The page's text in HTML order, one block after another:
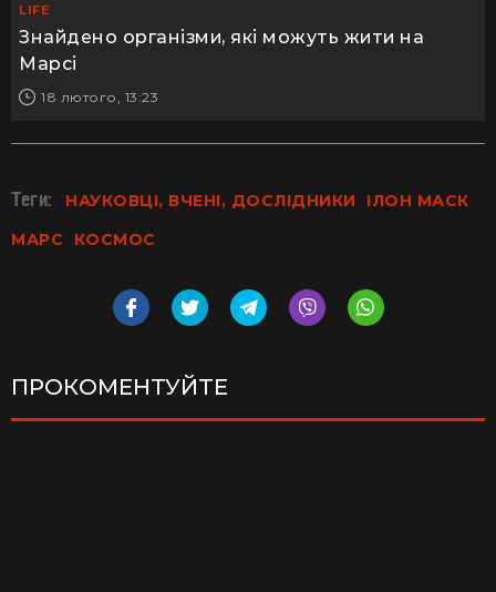
LIFE
Знайдено організми, які можуть жити на
Марсі
18 лютого, 13:23
Теги: НАУКОВЦІ, ВЧЕНІ, ДОСЛІДНИКИ
ІЛОН МАСК
МАРС
КОСМОС
ПРОКОМЕНТУЙТЕ